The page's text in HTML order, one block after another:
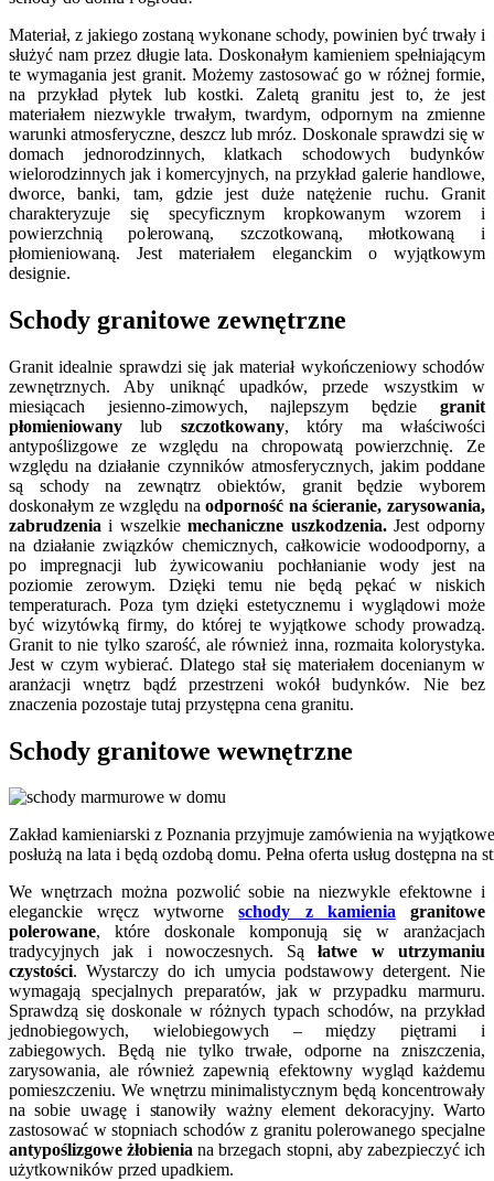
Materiał, z jakiego zostaną wykonane schody, powinien być trwały i
służyć nam przez długie lata. Doskonałym kamieniem spełniającym
te wymagania jest granit. Możemy zastosować go w różnej formie,
na przykład płytek lub kostki. Zaletą granitu jest to, że jest
materiałem niezwykle trwałym, twardym, odpornym na zmienne
warunki atmosferyczne, deszcz lub mróz. Doskonale sprawdzi się w
domach jednorodzinnych, klatkach schodowych budynków
wielorodzinnych jak i komercyjnych, na przykład galerie handlowe,
dworce, banki, tam, gdzie jest duże natężenie ruchu. Granit
charakteryzuje się specyficznym kropkowanym wzorem i
powierzchnią polerowaną, szczotkowaną, młotkowaną i
płomieniowaną. Jest materiałem eleganckim o wyjątkowym
designie.
Schody granitowe zewnętrzne
Granit idealnie sprawdzi się jak materiał wykończeniowy schodów
zewnętrznych. Aby uniknąć upadków, przede wszystkim w
miesiącach jesienno-zimowych, najlepszym będzie granit
płomieniowany lub szczotkowany, który ma właściwości
antypoślizgowe ze względu na chropowatą powierzchnię. Ze
względu na działanie czynników atmosferycznych, jakim poddane
są schody na zewnątrz obiektów, granit będzie wyborem
doskonałym ze względu naodporność na ścieranie, zarysowania,
zabrudzenia i wszelkiemechaniczne uszkodzenia. Jest odporny
na działanie związków chemicznych, całkowicie wodoodporny, a
po impregnacji lub żywicowaniu pochłanianie wody jest na
poziomie zerowym. Dzięki temu nie będą pękać w niskich
temperaturach. Poza tym dzięki estetycznemu i wyglądowi może
być wizytówką firmy, do której te wyjątkowe schody prowadzą.
Granit to nie tylko szarość, ale również inna, rozmaita kolorystyka.
Jest w czym wybierać. Dlatego stał się materiałem docenianym w
aranżacji wnętrz bądź przestrzeni wokół budynków. Nie bez
znaczenia pozostaje tutaj przystępna cena granitu.
Schody granitowe wewnętrzne
Zakład kamieniarski z Poznania przyjmuje zamówienia na
posłużą na lata i będą ozdobą domu. Pełna oferta usług dostępna na
We wnętrzach można pozwolić sobie na niezwykle efektowne i
eleganckie wręcz wytworneschody z kamieniagranitowe
polerowane, które doskonale komponują się w aranżacjach
tradycyjnych jak i nowoczesnych. Sąłatwe w utrzymaniu
czystości. Wystarczy do ich umycia podstawowy detergent. Nie
wymagają specjalnych preparatów, jak w przypadku marmuru.
Sprawdzą się doskonale w różnych typach schodów, na przykład
jednobiegowych, wielobiegowych – między piętrami i
zabiegowych. Będą nie tylko trwałe, odporne na zniszczenia,
zarysowania, ale również zapewnią efektowny wygląd każdemu
pomieszczeniu. We wnętrzu minimalistycznym będą koncentrowały
na sobie uwagę i stanowiły ważny element dekoracyjny. Warto
zastosować w stopniach schodów z granitu polerowanego specjalne
antypoślizgowe żłobienia na brzegach stopni, aby zabezpieczyć ich
użytkowników przed upadkiem.